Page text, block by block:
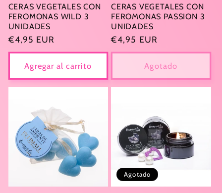
CERAS VEGETALES CON
FEROMONAS WILD 3
UNIDADES
Precio
habitual
€4,95 EUR
Agregar al carrito
CERAS VEGETALES CON
FEROMONAS PASSION 3
UNIDADES
Precio
habitual
€4,95 EUR
Agotado
Agotado